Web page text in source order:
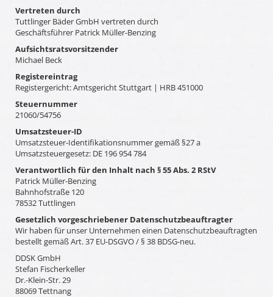
Vertreten durch
Tuttlinger Bäder GmbH vertreten durch
Geschäftsführer Patrick Müller-Benzing
Aufsichtsratsvorsitzender
Michael Beck
Registereintrag
Registergericht: Amtsgericht Stuttgart | HRB 451000
Steuernummer
21060/54756
Umsatzsteuer-ID
Umsatzsteuer-Identifikationsnummer gemäß §27 a
Umsatzsteuergesetz: DE 196 954 784
Verantwortlich für den Inhalt nach § 55 Abs. 2 RStV
Patrick Müller-Benzing
Bahnhofstraße 120
78532 Tuttlingen
Gesetzlich vorgeschriebener Datenschutzbeauftragter
Wir haben für unser Unternehmen einen Datenschutzbeauftragten
bestellt gemäß Art. 37 EU-DSGVO / § 38 BDSG-neu.
DDSK GmbH
Stefan Fischerkeller
Dr.-Klein-Str. 29
88069 Tettnang